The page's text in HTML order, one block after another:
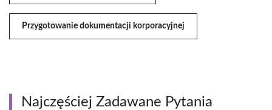
Przygotowanie dokumentacji korporacyjnej
Najczęściej Zadawane Pytania